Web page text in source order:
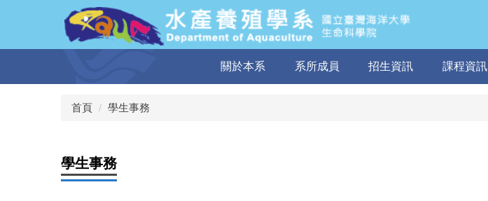
容
關於本系 系所成員 招生資訊 課程資訊
首頁 學生事務
學生事務